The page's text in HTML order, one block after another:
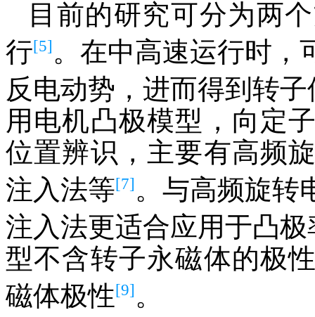
目前的研究可分为两
行[5] 。在中高速运行时，
反电动势，进而得到转子
用电机凸极模型，向定
位置辨识，主要有高频
注入法等[7] 。与高频旋转
注入法更适合应用于凸
型不含转子永磁体的极
磁体极性[9] 。